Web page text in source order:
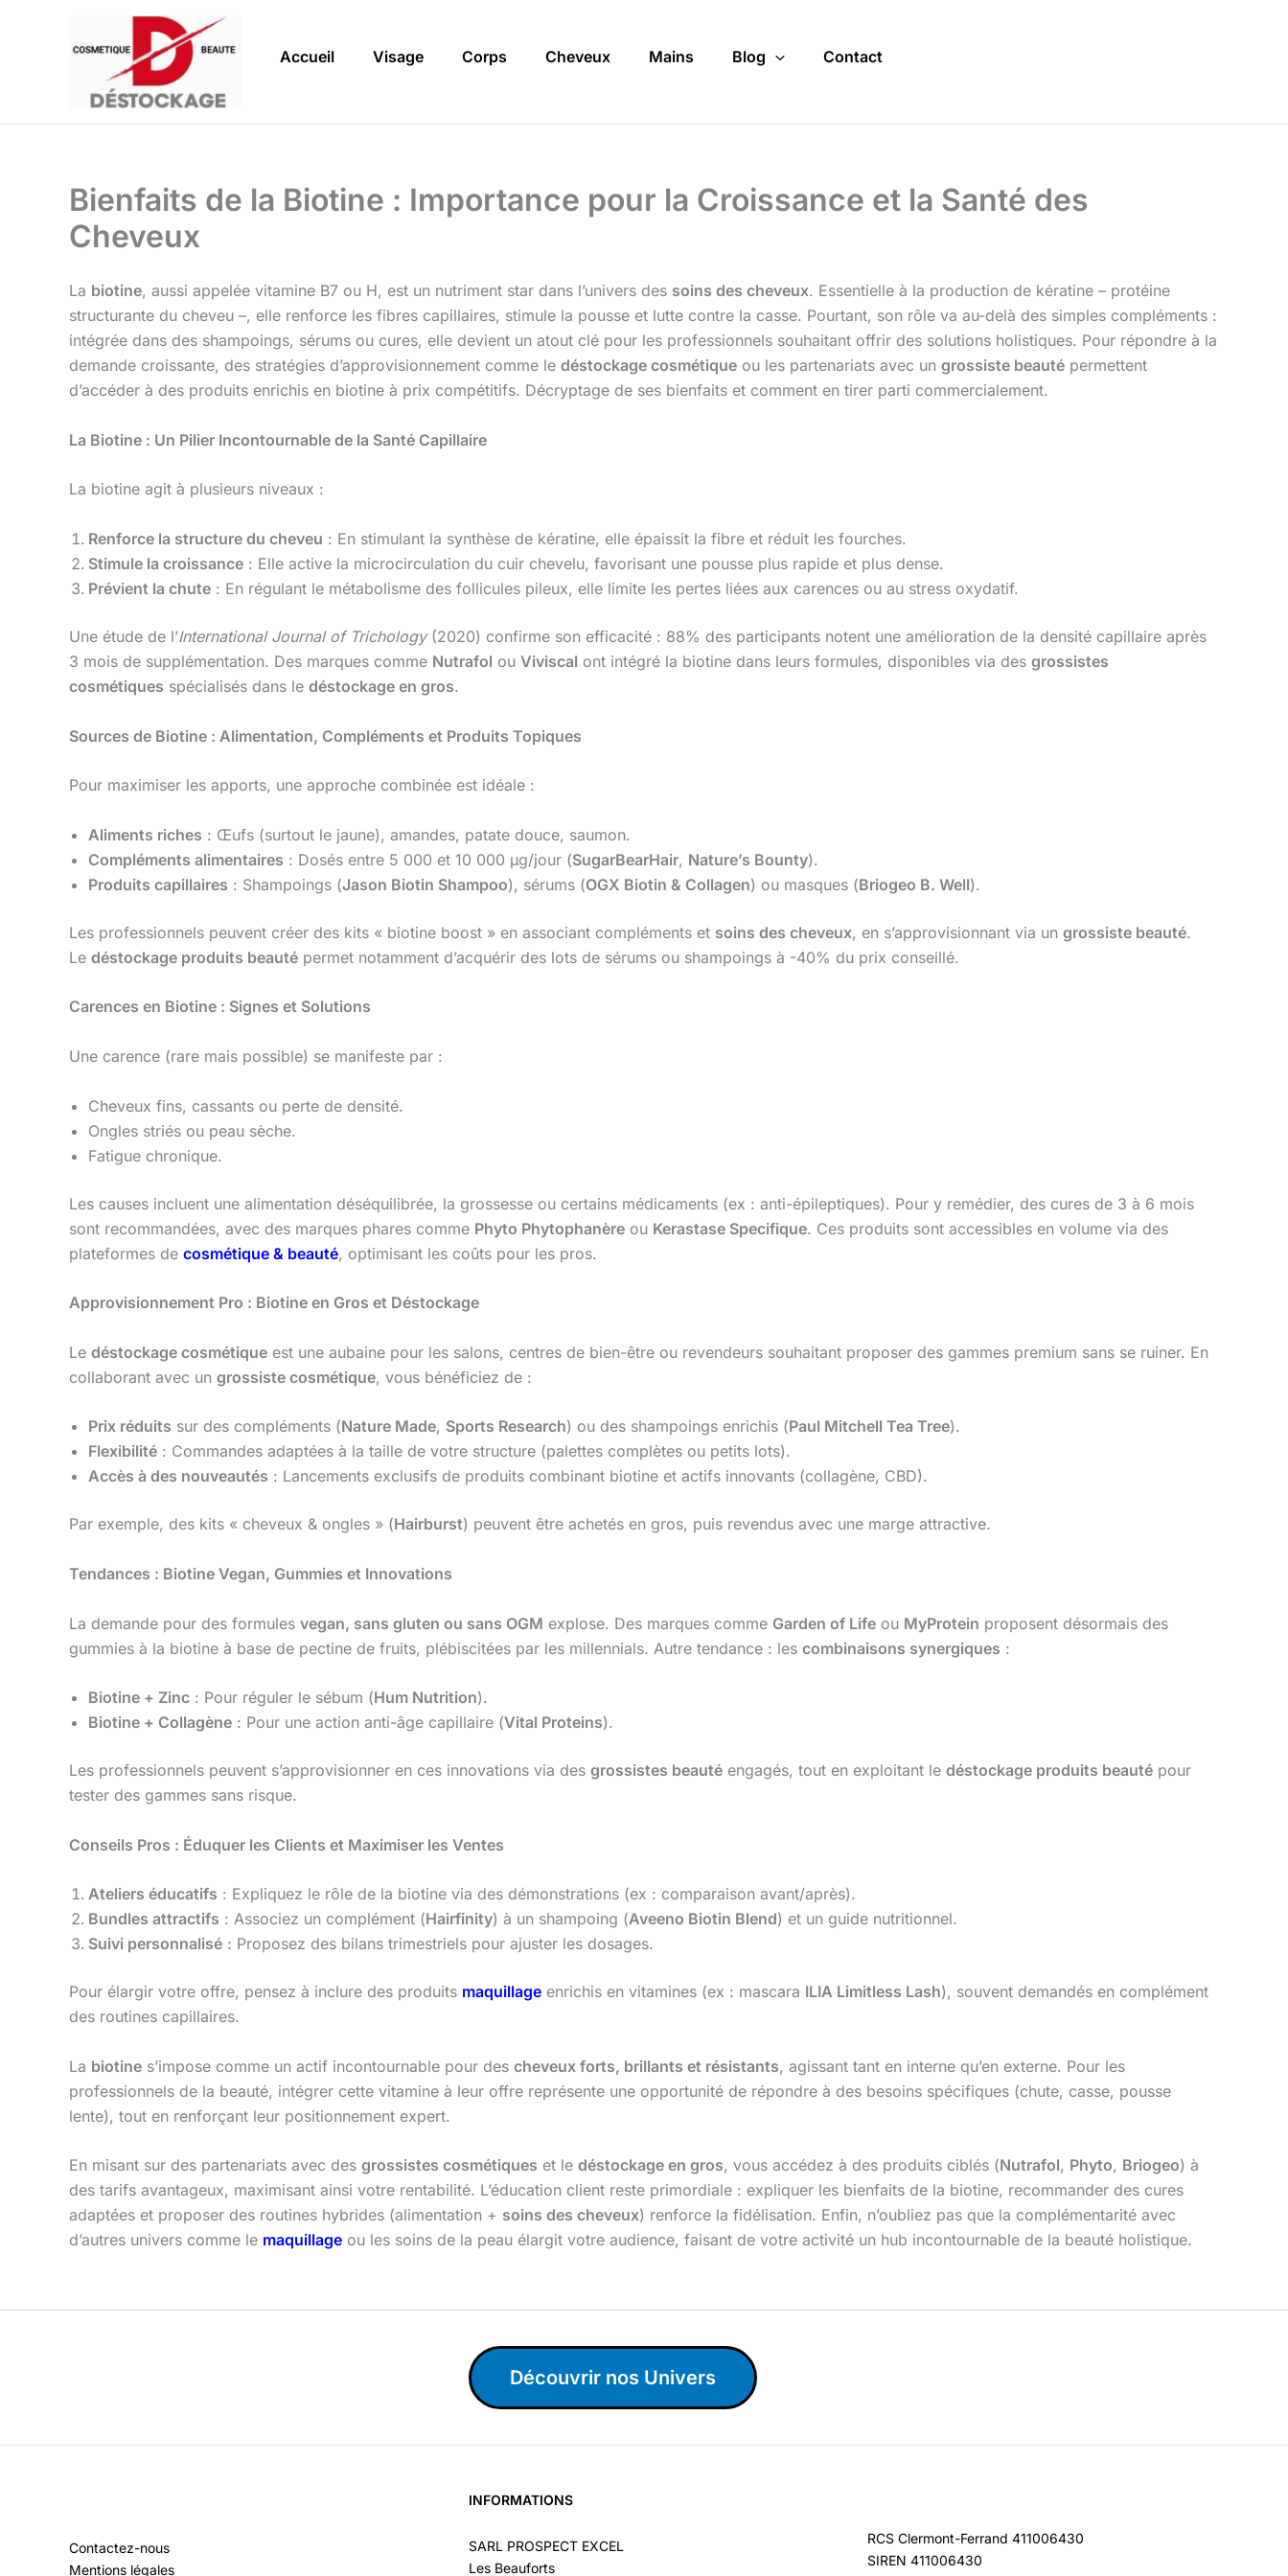
Accueil Visage Corps Cheveux Mains Blog Contact
Bienfaits de la Biotine : Importance pour la Croissance et la Santé des
Cheveux
La biotine, aussi appelée vitamine B7 ou H, est un nutriment star dans l’univers des soins des cheveux. Essentielle à la production de kératine – protéine
structurante du cheveu –, elle renforce les fibres capillaires, stimule la pousse et lutte contre la casse. Pourtant, son rôle va au-delà des simples compléments :
intégrée dans des shampoings, sérums ou cures, elle devient un atout clé pour les professionnels souhaitant offrir des solutions holistiques. Pour répondre à la
demande croissante, des stratégies d’approvisionnement comme le déstockage cosmétique ou les partenariats avec un grossiste beauté permettent
d’accéder à des produits enrichis en biotine à prix compétitifs. Décryptage de ses bienfaits et comment en tirer parti commercialement.
La Biotine : Un Pilier Incontournable de la Santé Capillaire
La biotine agit à plusieurs niveaux :
Renforce la structure du cheveu : En stimulant la synthèse de kératine, elle épaissit la fibre et réduit les fourches.
Stimule la croissance : Elle active la microcirculation du cuir chevelu, favorisant une pousse plus rapide et plus dense.
Prévient la chute : En régulant le métabolisme des follicules pileux, elle limite les pertes liées aux carences ou au stress oxydatif.
Une étude de l’International Journal of Trichology(2020) confirme son efficacité : 88% des participants notent une amélioration de la densité capillaire après
3 mois de supplémentation. Des marques comme Nutrafol ou Viviscal ont intégré la biotine dans leurs formules, disponibles via des grossistes
cosmétiques spécialisés dans le déstockage en gros.
Sources de Biotine : Alimentation, Compléments et Produits Topiques
Pour maximiser les apports, une approche combinée est idéale :
Aliments riches : Œufs (surtout le jaune), amandes, patate douce, saumon.
Compléments alimentaires : Dosés entre 5 000 et 10 000 µg/jour (SugarBearHair, Nature’s Bounty).
Produits capillaires : Shampoings (Jason Biotin Shampoo), sérums (OGX Biotin & Collagen) ou masques (Briogeo B. Well).
Les professionnels peuvent créer des kits « biotine boost » en associant compléments et soins des cheveux, en s’approvisionnant via un grossiste beauté.
Le déstockage produits beauté permet notamment d’acquérir des lots de sérums ou shampoings à -40% du prix conseillé.
Carences en Biotine : Signes et Solutions
Une carence (rare mais possible) se manifeste par :
Cheveux fins, cassants ou perte de densité.
Ongles striés ou peau sèche.
Fatigue chronique.
Les causes incluent une alimentation déséquilibrée, la grossesse ou certains médicaments (ex : anti-épileptiques). Pour y remédier, des cures de 3 à 6 mois
sont recommandées, avec des marques phares comme Phyto Phytophanère ou Kerastase Specifique. Ces produits sont accessibles en volume via des
plateformes de cosmétique & beauté, optimisant les coûts pour les pros.
Approvisionnement Pro : Biotine en Gros et Déstockage
Le déstockage cosmétique est une aubaine pour les salons, centres de bien-être ou revendeurs souhaitant proposer des gammes premium sans se ruiner. En
collaborant avec un grossiste cosmétique, vous bénéficiez de :
Prix réduits sur des compléments (Nature Made, Sports Research) ou des shampoings enrichis (Paul Mitchell Tea Tree).
Flexibilité : Commandes adaptées à la taille de votre structure (palettes complètes ou petits lots).
Accès à des nouveautés : Lancements exclusifs de produits combinant biotine et actifs innovants (collagène, CBD).
Par exemple, des kits « cheveux & ongles » (Hairburst) peuvent être achetés en gros, puis revendus avec une marge attractive.
Tendances : Biotine Vegan, Gummies et Innovations
La demande pour des formules vegan, sans gluten ou sans OGM explose. Des marques comme Garden of Life ou MyProtein proposent désormais des
gummies à la biotine à base de pectine de fruits, plébiscitées par les millennials. Autre tendance : les combinaisons synergiques :
Biotine + Zinc : Pour réguler le sébum (Hum Nutrition).
Biotine + Collagène : Pour une action anti-âge capillaire (Vital Proteins).
Les professionnels peuvent s’approvisionner en ces innovations via des grossistes beauté engagés, tout en exploitant le déstockage produits beauté pour
tester des gammes sans risque.
Conseils Pros : Éduquer les Clients et Maximiser les Ventes
Ateliers éducatifs : Expliquez le rôle de la biotine via des démonstrations (ex : comparaison avant/après).
Bundles attractifs : Associez un complément (Hairfinity) à un shampoing (Aveeno Biotin Blend) et un guide nutritionnel.
Suivi personnalisé : Proposez des bilans trimestriels pour ajuster les dosages.
Pour élargir votre offre, pensez à inclure des produits maquillage enrichis en vitamines (ex : mascara ILIA Limitless Lash), souvent demandés en complément
des routines capillaires.
La biotine s’impose comme un actif incontournable pour des cheveux forts, brillants et résistants, agissant tant en interne qu’en externe. Pour les
professionnels de la beauté, intégrer cette vitamine à leur offre représente une opportunité de répondre à des besoins spécifiques (chute, casse, pousse
lente), tout en renforçant leur positionnement expert.
En misant sur des partenariats avec des grossistes cosmétiques et le déstockage en gros, vous accédez à des produits ciblés (Nutrafol, Phyto, Briogeo) à
des tarifs avantageux, maximisant ainsi votre rentabilité. L’éducation client reste primordiale : expliquer les bienfaits de la biotine, recommander des cures
adaptées et proposer des routines hybrides (alimentation + soins des cheveux) renforce la fidélisation. Enfin, n’oubliez pas que la complémentarité avec
d’autres univers comme le maquillage ou les soins de la peau élargit votre audience, faisant de votre activité un hub incontournable de la beauté holistique.
Découvrir nos Univers
Contactez-nous
Mentions légales
INFORMATIONS
SARL PROSPECT EXCEL
Les Beauforts
RCS Clermont-Ferrand 411006430
SIREN 411006430